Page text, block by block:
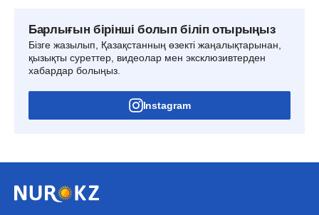
Барлығын бірінші болып біліп отырыңыз
Бізге жазылып, Қазақстанның өзекті жаңалықтарынан,
қызықты суреттер, видеолар мен эксклюзивтерден
хабардар болыңыз.
Instagram